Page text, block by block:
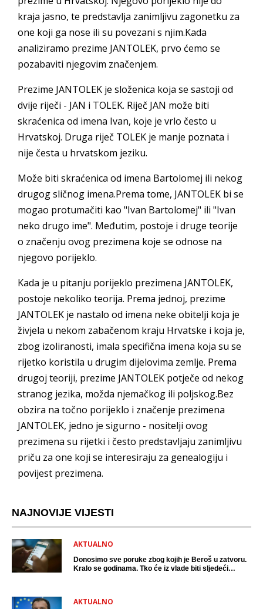
kraja jasno, te predstavlja zanimljivu zagonetku za
one koji ga nose ili su povezani s njim.Kada
analiziramo prezime JANTOLEK, prvo ćemo se
pozabaviti njegovim značenjem.
Prezime JANTOLEK je složenica koja se sastoji od
dvije riječi - JAN i TOLEK. Riječ JAN može biti
skraćenica od imena Ivan, koje je vrlo često u
Hrvatskoj. Druga riječ TOLEK je manje poznata i
nije česta u hrvatskom jeziku.
Može biti skraćenica od imena Bartolomej ili nekog
drugog sličnog imena.Prema tome, JANTOLEK bi se
mogao protumačiti kao "Ivan Bartolomej" ili "Ivan
neko drugo ime". Međutim, postoje i druge teorije
o značenju ovog prezimena koje se odnose na
njegovo porijeklo.
Kada je u pitanju porijeklo prezimena JANTOLEK,
postoje nekoliko teorija. Prema jednoj, prezime
JANTOLEK je nastalo od imena neke obitelji koja je
živjela u nekom zabačenom kraju Hrvatske i koja je,
zbog izoliranosti, imala specifična imena koja su se
rijetko koristila u drugim dijelovima zemlje. Prema
drugoj teoriji, prezime JANTOLEK potječe od nekog
stranog jezika, možda njemačkog ili poljskog.Bez
obzira na točno porijeklo i značenje prezimena
JANTOLEK, jedno je sigurno - nositelji ovog
prezimena su rijetki i često predstavljaju zanimljivu
priču za one koji se interesiraju za genealogiju i
povijest prezimena.
NAJNOVIJE VIJESTI
AKTUALNO
Donosimo sve poruke zbog kojih je Beroš u zatvoru.
Kralo se godinama. Tko će iz vlade biti sljedeći
AKTUALNO